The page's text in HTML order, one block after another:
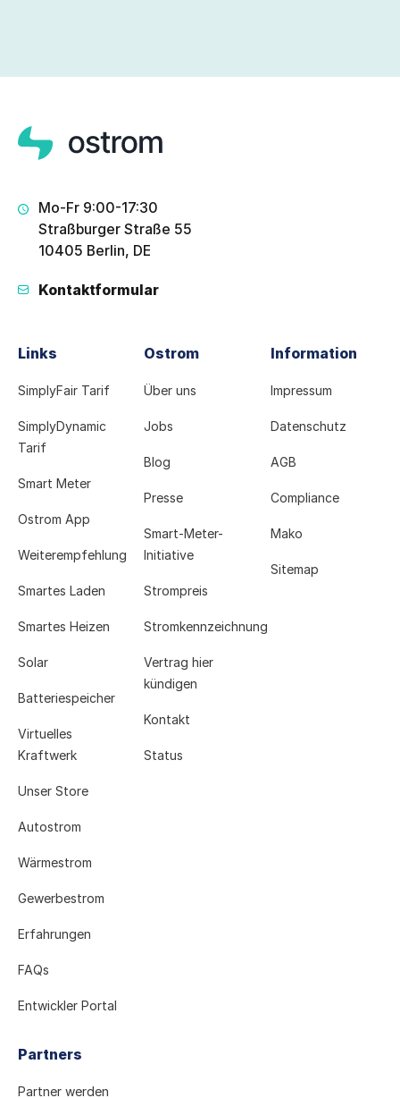
Mo-Fr 9:00-17:30
Straßburger Straße 55
10405 Berlin, DE
Kontaktformular
Links
SimplyFair Tarif
SimplyDynamic
Tarif
Smart Meter
Ostrom App
Weiterempfehlung
Smartes Laden
Smartes Heizen
Solar
Batteriespeicher
Virtuelles
Kraftwerk
Unser Store
Autostrom
Wärmestrom
Gewerbestrom
Erfahrungen
FAQs
Entwickler Portal
Ostrom
Über uns
Jobs
Blog
Presse
Smart-Meter-
Initiative
Strompreis
Stromkennzeichnung
Vertrag hier
kündigen
Kontakt
Status
Information
Impressum
Datenschutz
AGB
Compliance
Mako
Sitemap
Partners
Partner werden